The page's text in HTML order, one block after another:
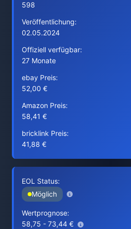
598
Veröffentlichung:
02.05.2024
Offiziell verfügbar:
27 Monate
ebay Preis:
52,00 €
Amazon Preis:
58,41 €
bricklink Preis:
41,88 €
EOL Status:
Möglich
Wertprognose:
58,75 - 73,44 €